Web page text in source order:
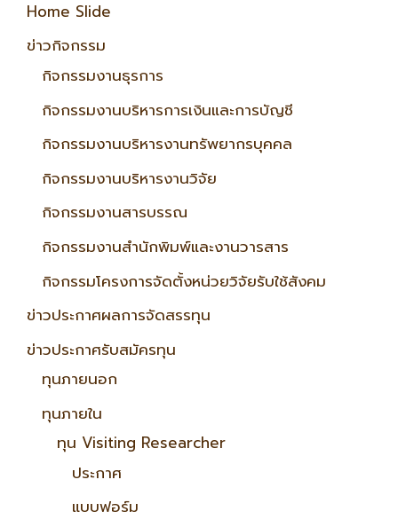
Home Slide
ข่าวกิจกรรม
กิจกรรมงานธุรการ
กิจกรรมงานบริหารการเงินและการบัญชี
กิจกรรมงานบริหารงานทรัพยากรบุคคล
กิจกรรมงานบริหารงานวิจัย
กิจกรรมงานสารบรรณ
กิจกรรมงานสำนักพิมพ์และงานวารสาร
กิจกรรมโครงการจัดตั้งหน่วยวิจัยรับใช้สังคม
ข่าวประกาศผลการจัดสรรทุน
ข่าวประกาศรับสมัครทุน
ทุนภายนอก
ทุนภายใน
ทุน Visiting Researcher
ประกาศ
แบบฟอร์ม